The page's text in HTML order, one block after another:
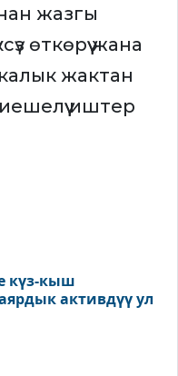
жазгы
өткөрүү жана
жактан
иштер
күз-кыш
активдүү ул